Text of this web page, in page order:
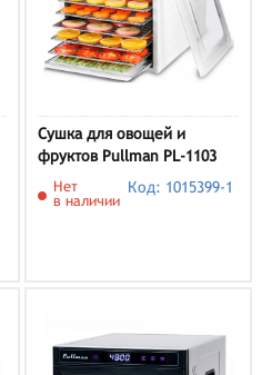
Сушка для овощей и
фруктов Pullman PL-1103
Нет
в наличии
Код: 1015399-1